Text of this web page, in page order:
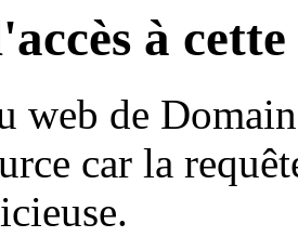
à
web de
car la